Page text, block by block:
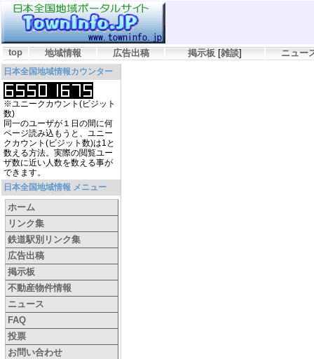
top 地域情報 広告出稿 掲示板 [雑談] ニュー
日本全国地域情報カウンター
※ユニークカウント(ビジット
数)
同一のユーザが１日の間に何
ページ読み込もうと、ユニー
クカウント(ビジット数)は1と
数える方法。実際の閲覧ユー
ザ数に近い人数を数える事が
できます。
日本全国地域情報 メニュー
ホーム
リンク集
鉄道駅別リンク集
広告出稿
掲示板
不動産物件情報
ニュース
FAQ
投票
お問い合わせ